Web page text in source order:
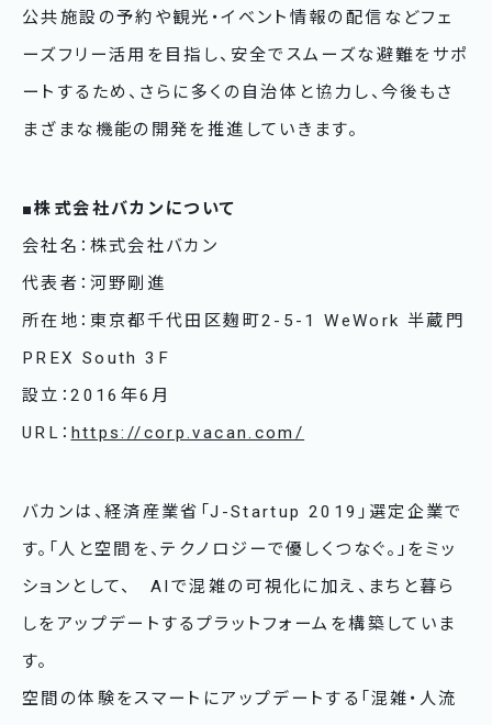
公共施設の予約や観光・イベント情報の配信などフェ
ーズフリー活用を目指し、安全でスムーズな避難をサポ
ートするため、さらに多くの自治体と協力し、今後もさ
まざまな機能の開発を推進していきます。
■株式会社バカンについて
会社名：株式会社バカン
代表者：河野剛進
所在地：東京都千代田区麹町2-5-1 WeWork 半蔵門
PREX South 3F
設立：2016年6月
URL： https://corp.vacan.com/
バカンは、経済産業省「J-Startup 2019」選定企業で
す。「人と空間を、テクノロジーで優しくつなぐ。」をミッ
ションとして、 AIで混雑の可視化に加え、まちと暮ら
しをアップデートするプラットフォームを構築していま
す。
空間の体験をスマートにアップデートする「混雑・人流